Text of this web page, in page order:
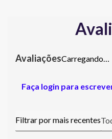
Carregando…
Faça login para